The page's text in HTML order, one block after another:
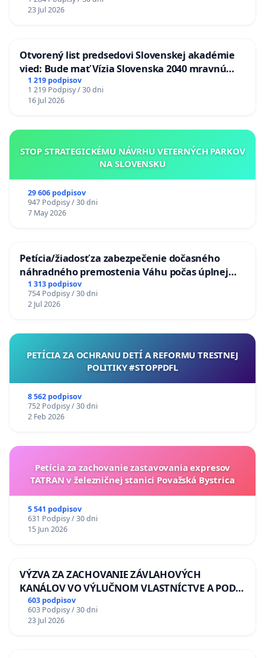
23 Jul 2026
Otvorený list predsedovi Slovenskej akadémie
vied: Bude mať Vízia Slovenska 2040 mravnú
chrbticu?
1 219 podpisov
1 219 Podpisy / 30 dni
16 Jul 2026
STOP STRATEGICKÉMU NÁVRHU VETERNÝCH PARKOV
NA SLOVENSKU
29 606 podpisov
947 Podpisy / 30 dni
7 May 2026
Petícia/žiadosť za zabezpečenie dočasného
náhradného premostenia Váhu počas úplnej
uzávery Vážskeho mosta v Komárne
1 313 podpisov
754 Podpisy / 30 dni
2 Jul 2026
PETÍCIA ZA OCHRANU DETÍ A REFORMU TRESTNEJ
POLITIKY #STOPPDFL
8 562 podpisov
752 Podpisy / 30 dni
2 Feb 2026
Petícia za zachovanie zastavovania expresov
TATRAN v železničnej stanici Považská Bystrica
5 541 podpisov
631 Podpisy / 30 dni
15 Jun 2026
VÝZVA ZA ZACHOVANIE ZÁVLAHOVÝCH
KANÁLOV VO VÝLUČNOM VLASTNÍCTVE A POD
KONTROLOU SLOVENSKEJ REPUBLIKY & žiadosť
na riešenie zanedbaného stavu závlahových a
odvodňovacích kanálov na Slovensku
603 podpisov
603 Podpisy / 30 dni
23 Jul 2026